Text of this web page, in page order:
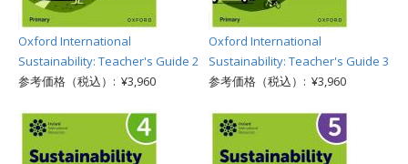
Oxford International
Sustainability: Teacher's Guide 2
参考価格（税込）: ¥3,960
Oxford International
Sustainability: Teacher's Guide 3
参考価格（税込）: ¥3,960